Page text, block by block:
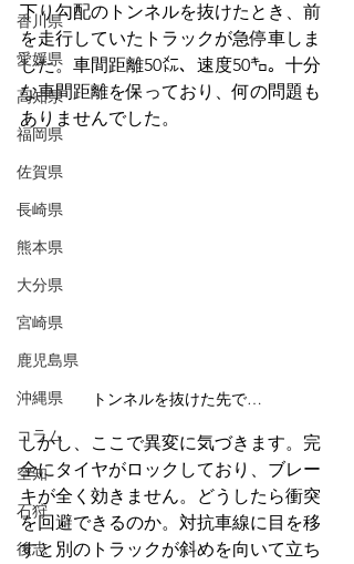
香川県
愛媛県
高知県
福岡県
佐賀県
長崎県
熊本県
大分県
宮崎県
鹿児島県
沖縄県
コラム
空知
石狩
後志
下り勾配のトンネルを抜けたとき、前
を走行していたトラックが急停車しま
した。車間距離50㍍、速度50㌔。十分
な車間距離を保っており、何の問題も
ありませんでした。
トンネルを抜けた先で…
しかし、ここで異変に気づきます。完
全にタイヤがロックしており、ブレー
キが全く効きません。どうしたら衝突
を回避できるのか。対抗車線に目を移
すと別のトラックが斜めを向いて立ち